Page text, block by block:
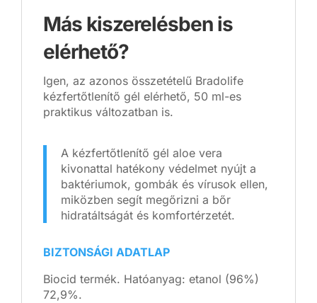
Más kiszerelésben is
elérhető?
Igen, az azonos összetételű Bradolife
kézfertőtlenítő gél elérhető, 50 ml-es
praktikus változatban is.
A kézfertőtlenítő gél aloe vera
kivonattal hatékony védelmet nyújt a
baktériumok, gombák és vírusok ellen,
miközben segít megőrizni a bőr
hidratáltságát és komfortérzetét.
BIZTONSÁGI ADATLAP
Biocid termék. Hatóanyag: etanol (96%)
72,9%.